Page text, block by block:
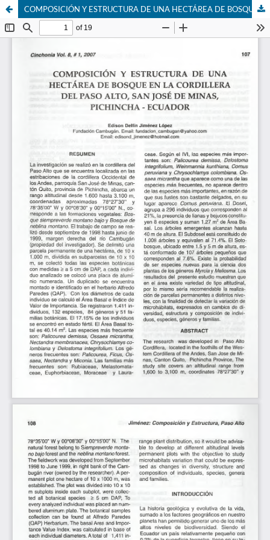
COMPOSICIÓN Y ESTRUCTURA DE UNA HECTÁREA DE BOSQUE EN LA CORDILLERA DEL PASO ALTO, SAN JOSÉ DE MINAS, PICHINCHA - ECUADOR